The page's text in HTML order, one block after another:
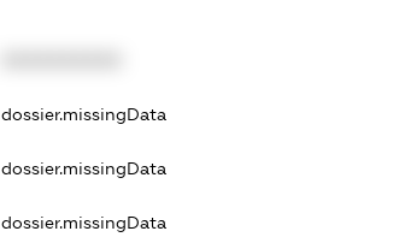
dossier.missingData
dossier.missingData
dossier.missingData